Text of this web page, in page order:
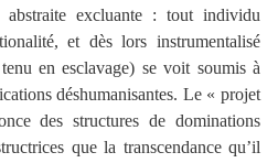
abstraite excluante : tout individu
et dès lors instrumentalisé
en esclavage) se voit soumis à
déshumanisantes. Le « projet
des structures de dominations
que la transcendance qu’il